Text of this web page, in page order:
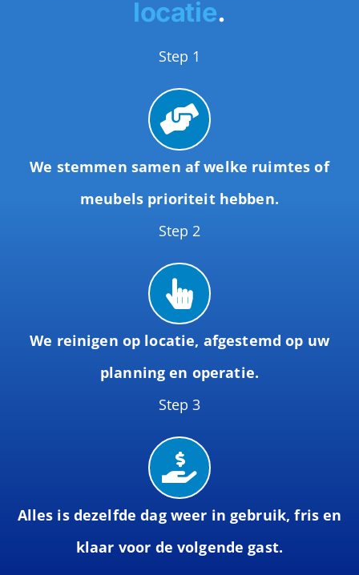
DEMO BOEKEN
OFFERTE AANVRAGEN
Op locatie, geen transport
DEMO BOEKEN
OFFERTE AANVRAGEN
Inspectie altijd gratis
DEMO BOEKEN
OFFERTE AANVRAGEN
locatie.
Step 1
We stemmen samen af welke ruimtes of
meubels prioriteit hebben.
Step 2
We reinigen op locatie, afgestemd op uw
planning en operatie.
Step 3
Alles is dezelfde dag weer in gebruik, fris en
klaar voor de volgende gast.